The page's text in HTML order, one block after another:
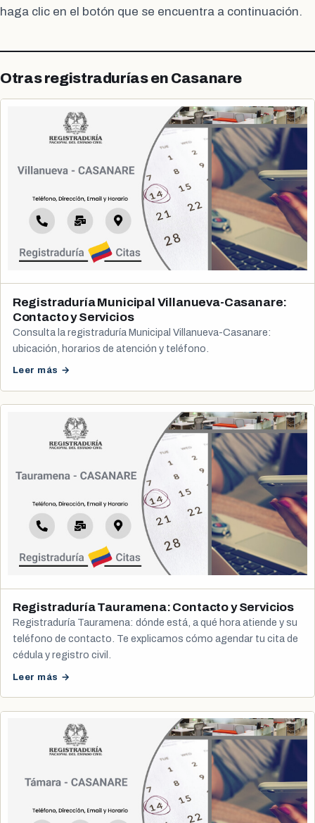
haga clic en el botón que se encuentra a continuación.
Otras registradurías en Casanare
Registraduría Municipal Villanueva-Casanare:
Contacto y Servicios
Consulta la registraduría Municipal Villanueva-Casanare:
ubicación, horarios de atención y teléfono.
Leer más →
Registraduría Tauramena: Contacto y Servicios
Registraduría Tauramena: dónde está, a qué hora atiende y su
teléfono de contacto. Te explicamos cómo agendar tu cita de
cédula y registro civil.
Leer más →